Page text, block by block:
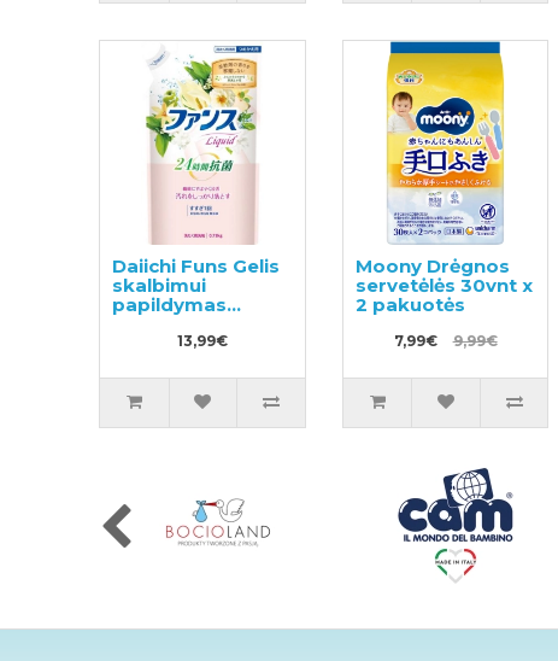
Daiichi Funs Gelis
skalbimui
papildymas
13,99€
Moony Drėgnos
servetėlės 30vnt x
2 pakuotės
7,99€ 9,99€